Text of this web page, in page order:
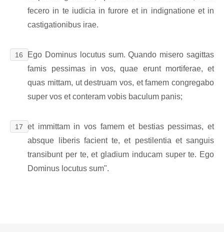
fecero in te iudicia in furore et in indignatione et in
castigationibus irae.
16
Ego Dominus locutus sum. Quando misero sagittas
famis pessimas in vos, quae erunt mortiferae, et
quas mittam, ut destruam vos, et famem congregabo
super vos et conteram vobis baculum panis;
17
et immittam in vos famem et bestias pessimas, et
absque liberis facient te, et pestilentia et sanguis
transibunt per te, et gladium inducam super te. Ego
Dominus locutus sum".